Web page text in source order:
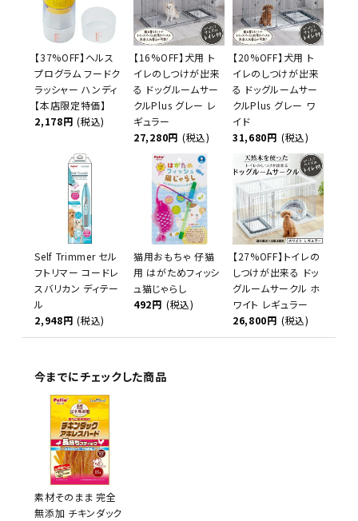
【37%OFF】ヘルス
プログラム フードク
ラッシャー ハンディ
【本店限定特価】
2,178円 (税込)
【16%OFF】犬用 ト
イレのしつけが出来
る ドッグルームサー
クルPlus グレー レ
ギュラー
27,280円 (税込)
【20%OFF】犬用 ト
イレのしつけが出来
る ドッグルームサー
クルPlus グレー ワ
イド
31,680円 (税込)
Self Trimmer セル
フトリマー コードレ
スバリカン ディテー
ル
2,948円 (税込)
猫用おもちゃ 仔猫
用 はがためフィッシ
ュ猫じゃらし
492円 (税込)
【27%OFF】トイレの
しつけが出来る ドッ
グルームサークル ホ
ワイト レギュラー
26,800円 (税込)
今までにチェックした商品
素材そのまま 完全
無添加 チキンダック